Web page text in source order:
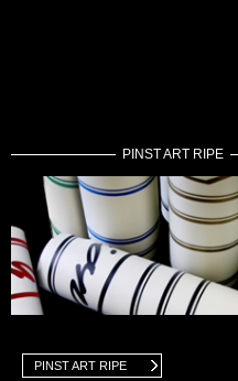
PINST ART RIPE
PINST ART RIPE